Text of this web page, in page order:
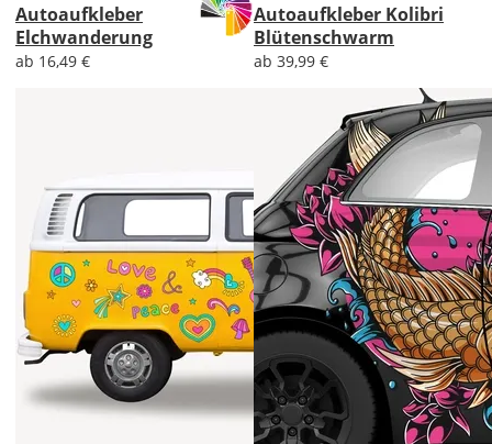
Autoaufkleber
Elchwanderung
ab 16,49 €
Autoaufkleber Kolibri
Blütenschwarm
ab 39,99 €